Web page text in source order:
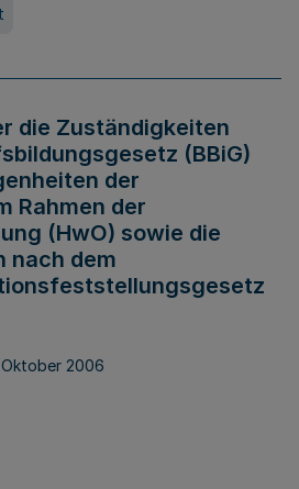
die Zuständigkeiten
(BBiG)
der
Rahmen der
(HwO) sowie die
nach dem
Oktober 2006